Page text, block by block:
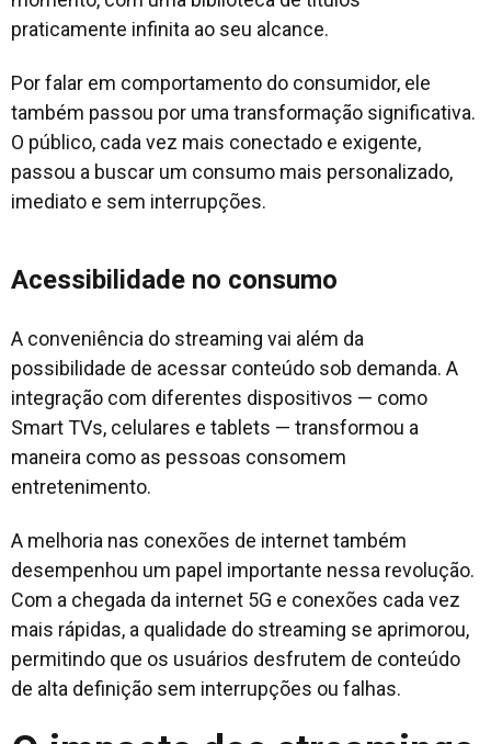
praticamente infinita ao seu alcance.
Por falar em comportamento do consumidor, ele
também passou por uma transformação significativa.
O público, cada vez mais conectado e exigente,
passou a buscar um consumo mais personalizado,
imediato e sem interrupções.
Acessibilidade no consumo
A conveniência do streaming vai além da
possibilidade de acessar conteúdo sob demanda. A
integração com diferentes dispositivos — como
Smart TVs, celulares e tablets — transformou a
maneira como as pessoas consomem
entretenimento.
A melhoria nas conexões de internet também
desempenhou um papel importante nessa revolução.
Com a chegada da internet 5G e conexões cada vez
mais rápidas, a qualidade do streaming se aprimorou,
permitindo que os usuários desfrutem de conteúdo
de alta definição sem interrupções ou falhas.